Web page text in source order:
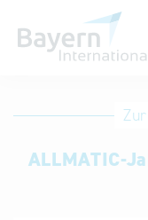
Anmeldung
ALLMATIC-